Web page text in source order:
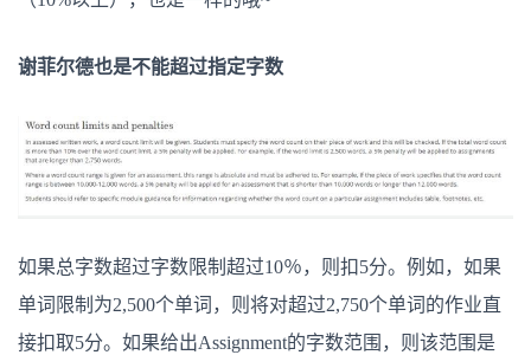
谢菲尔德也是不能超过指定字数
如果总字数超过字数限制超过10％，则扣5分。例如，如果
单词限制为2,500个单词，则将对超过2,750个单词的作业直
接扣取5分。如果给出Assignment的字数范围，则该范围是